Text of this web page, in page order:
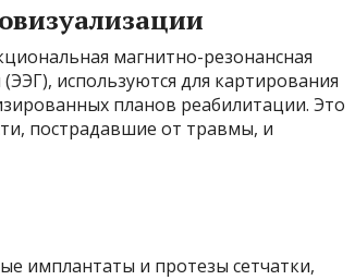
магнитно-резонансная
используются для картирования
планов реабилитации. Это
пострадавшие от травмы, и
имплантаты и протезы сетчатки,